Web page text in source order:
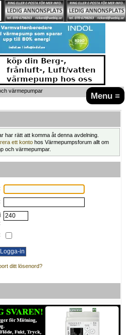
Menu ≡
värmepumpar
har rätt att komma åt denna avdelning.
ett konto hos Värmepumpsforum allt om
och värmepumpar.
ditt lösenord?